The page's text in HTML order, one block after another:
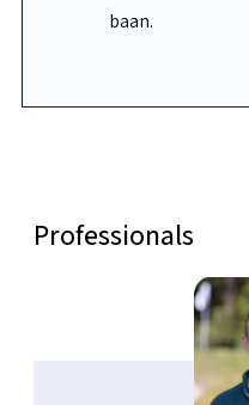
baan.
Professionals